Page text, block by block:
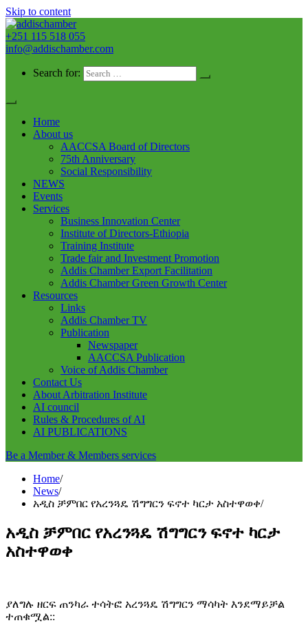
Skip to content
addischamber
+251 115 518 055
info@addischamber.com
Search for:
Home
About us
AACCSA Board of Directors
75th Anniversary
Social Responsibility
NEWS
Events
Services
Business Innovation Center
Institute of Directors-Ethiopia
Training Institute
Trade fair and Investment Promotion
Addis Chamber Export Facilitation
Addis Chamber Green Growth Center
Resources
Links
Addis Chamber TV
Publication
Newspaper
AACCSA Publication
Voice of Addis Chamber
Contact Us
About Arbitration Institute
AI council
Rules & Procedures of AI
AI PUBLICATIONS
Be a Member & Members services
Home
News
አዲስ ቻምበር የአረንጓዴ ሽግግርን ፍኖተ ካርታ አስተዋወቀ
አዲስ ቻምበር የአረንጓዴ ሽግግርን ፍኖተ ካርታ
አስተዋወቀ
ያለግሉ ዘርፍ ጠንካራ ተሳትፎ አረንጓዴ ሽግግርን ማሳካት እንደማይቻል
ተጠቁሟል::